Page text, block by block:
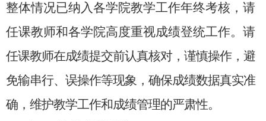
整体情况已纳入各学院教学工作年终考核，请
任课教师和各学院高度重视成绩登统工作。 请
任课教师在成绩提交前认真核对，谨慎操作，避
免输串行、误操作等现象，确保成绩数据真实准
确，维护教学工作和成绩管理的严肃性。